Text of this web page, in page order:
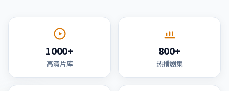
1000+
高清片库
800+
热播剧集